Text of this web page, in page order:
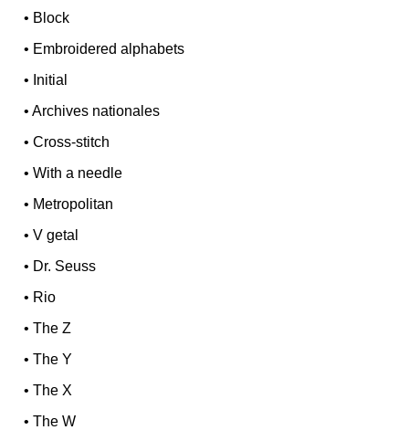
• Block
• Embroidered alphabets
• Initial
•Archives nationales
•Cross-stitch
•With a needle
• Metropolitan
•V getal
• Dr. Seuss
• Rio
•The Z
•The Y
•The X
•The W